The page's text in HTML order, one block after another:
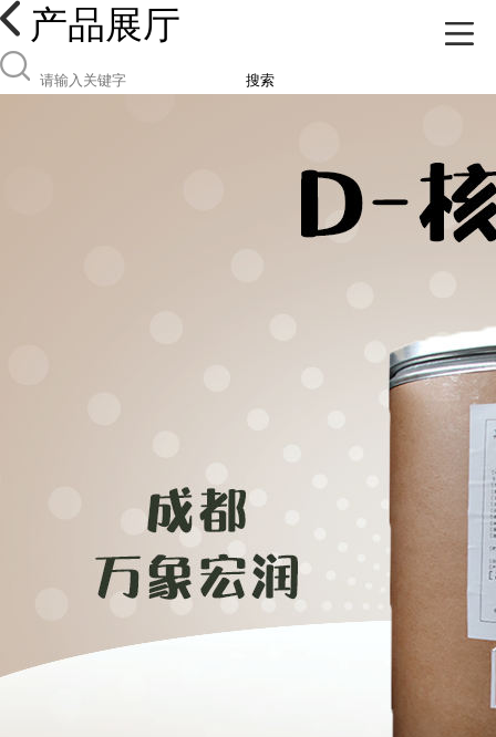
产品展厅
搜索